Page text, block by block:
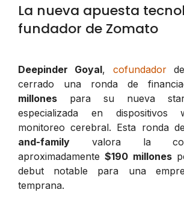
La nueva apuesta
fundador de Zomato
Deepinder Goyal, cofundador
cerrado una ronda de
millones para su nueva
especializada en dispositivos
monitoreo cerebral. Esta ronda
and-family valora la
aproximadamente$190 millones
debut notable para una
temprana.